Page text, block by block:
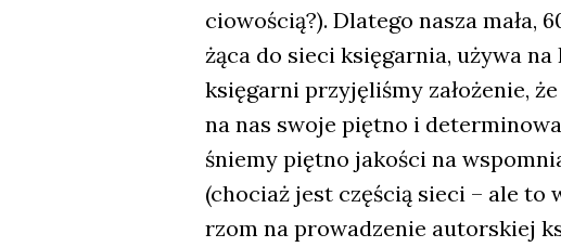
cio­wo­ścią?). Dla­te­go nasza
żą­ca do sie­ci księ­gar­nia, uży­wa
księ­gar­ni przy­ję­li­śmy zało­że­nie,
na nas swo­je pięt­no i
śnie­my pięt­no jako­ści na
(cho­ciaż jest czę­ścią sie­ci – ale to
rzom na pro­wa­dze­nie autor­skiej